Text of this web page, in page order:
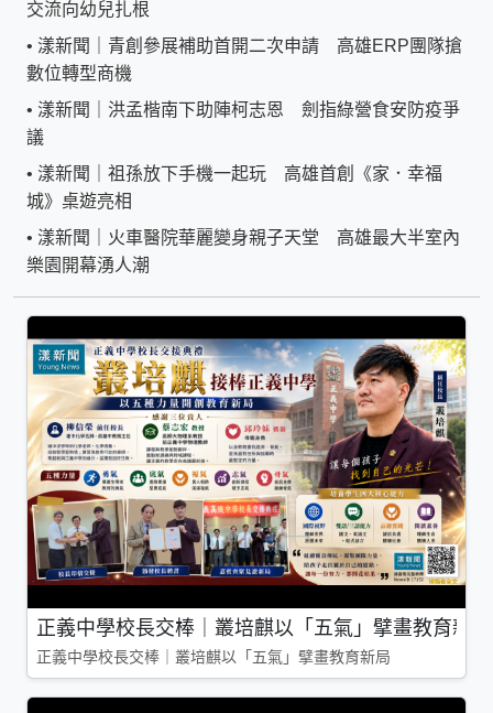
交流向幼兒扎根
• 漾新聞｜青創參展補助首開二次申請 高雄ERP團隊搶
數位轉型商機
• 漾新聞｜洪孟楷南下助陣柯志恩 劍指綠營食安防疫爭
議
• 漾新聞｜祖孫放下手機一起玩 高雄首創《家．幸福
城》桌遊亮相
• 漾新聞｜火車醫院華麗變身親子天堂 高雄最大半室內
樂園開幕湧人潮
正義中學校長交棒｜叢培麒以「五氣」擘畫教育新局
正義中學校長交棒｜叢培麒以「五氣」擘畫教育新局